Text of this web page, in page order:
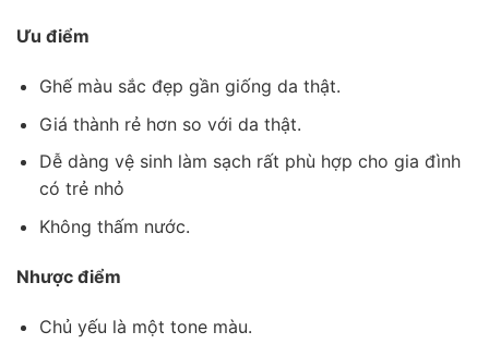
Ưu điểm
Ghế màu sắc đẹp gần giống da thật.
Giá thành rẻ hơn so với da thật.
Dễ dàng vệ sinh làm sạch rất phù hợp cho gia đình
có trẻ nhỏ
Không thấm nước.
Nhược điểm
Chủ yếu là một tone màu.